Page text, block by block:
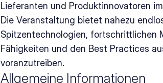
Lieferanten und Produktinnovatoren
Die Veranstaltung bietet nahezu
Spitzentechnologien, fortschrittlichen
Fähigkeiten und den Best Practices
voranzutreiben.
Allgemeine Informationen